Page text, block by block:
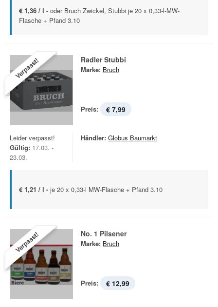
€ 1,36 / l - oder Bruch Zwickel, Stubbi je 20 x 0,33-l-MW-
Flasche + Pfand 3.10
Verpasst! Radler Stubbi
Marke: Bruch
Preis: € 7,99
Leider verpasst!
Gültig: 17.03. -
23.03.
Händler: Globus Baumarkt
€ 1,21 / l - je 20 x 0,33-l MW-Flasche + Pfand 3.10
Verpasst! No. 1 Pilsener
Marke: Bruch
Preis: € 12,99